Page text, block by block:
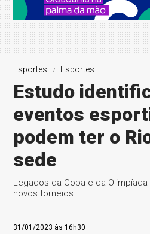
Esportes Esportes
Estudo
eventos
podem ter o
sede
Legados da Copa e da
novos torneios
31/01/2023 às 16h30